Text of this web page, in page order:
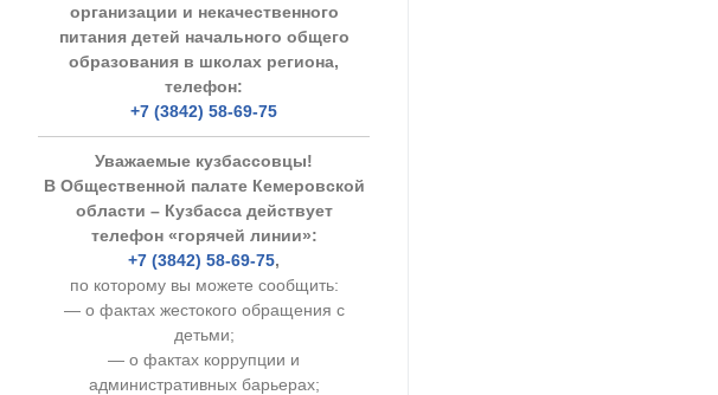
организации и некачественного
питания детей начального общего
образования в школах региона,
телефон:
+7 (3842) 58-69-75
Уважаемые кузбассовцы!
В Общественной палате Кемеровской
области – Кузбасса действует
телефон «горячей линии»:
+7 (3842) 58-69-75,
по которому вы можете сообщить:
— о фактах жестокого обращения с
детьми;
— о фактах коррупции и
административных барьерах;